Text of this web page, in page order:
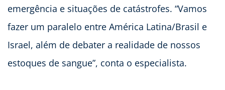
emergência e situações de catástrofes. “Vamos
fazer um paralelo entre América Latina/Brasil e
Israel, além de debater a realidade de nossos
estoques de sangue”, conta o especialista.